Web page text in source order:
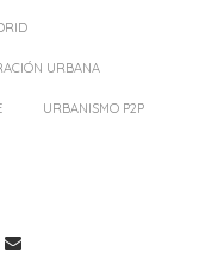
URBANA
URBANISMO P2P